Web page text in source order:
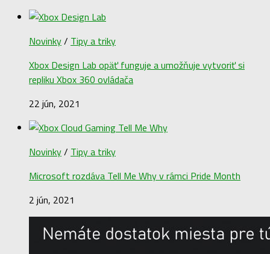
Novinky/ Tipy a triky
Xbox Design Lab opäť funguje a umožňuje vytvoriť si
repliku Xbox 360 ovládača
22 jún, 2021
Novinky/ Tipy a triky
Microsoft rozdáva Tell Me Why v rámci Pride Month
2 jún, 2021